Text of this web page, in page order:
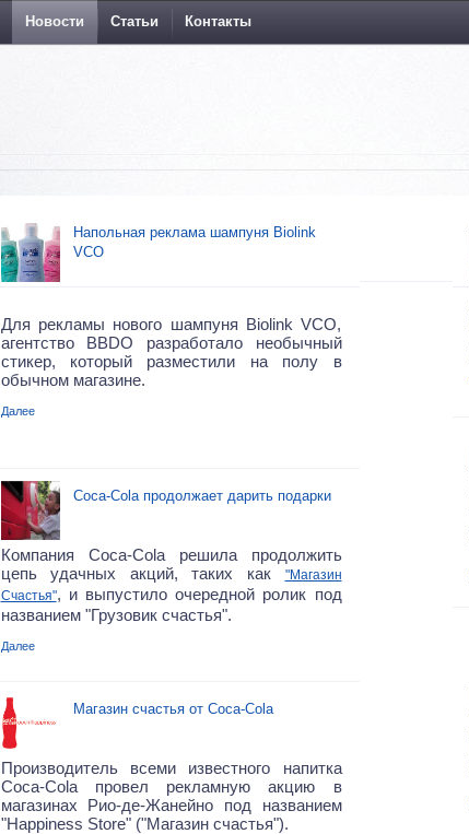
Новости Статьи Контакты
Напольная реклама шампуня Biolink
VCO
Для рекламы нового шампуня Biolink VCO,
агентство BBDO разработало необычный
стикер, который разместили на полу в
обычном магазине.
Далее
Coca-Cola продолжает дарить подарки
Компания Coca-Cola решила продолжить
цепь удачных акций, таких как
"Магазин
Счастья", и выпустило очередной ролик под
названием "Грузовик счастья".
Далее
Магазин счастья от Coca-Cola
Производитель всеми известного напитка
Coca-Cola провел рекламную акцию в
магазинах Рио-де-Жанейно под названием
"Happiness Store" ("Магазин счастья").